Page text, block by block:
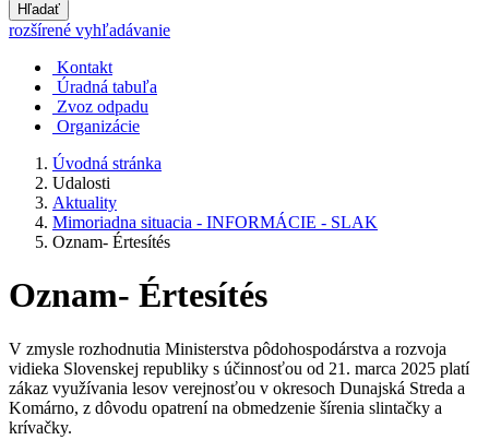
Hľadať
rozšírené vyhľadávanie
Kontakt
Úradná tabuľa
Zvoz odpadu
Organizácie
Úvodná stránka
Udalosti
Aktuality
Mimoriadna situacia - INFORMÁCIE - SLAK
Oznam- Értesítés
Oznam- Értesítés
V zmysle rozhodnutia Ministerstva pôdohospodárstva a rozvoja
vidieka Slovenskej republiky s účinnosťou od 21. marca 2025 platí
zákaz využívania lesov verejnosťou v okresoch Dunajská Streda a
Komárno, z dôvodu opatrení na obmedzenie šírenia slintačky a
krívačky.